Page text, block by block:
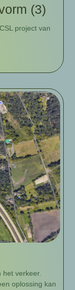
(3)
project van
verkeer.
oplossing kan